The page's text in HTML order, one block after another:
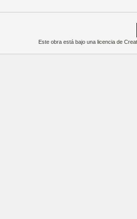
Este obra está bajo una licencia de